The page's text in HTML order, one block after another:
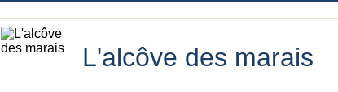
L'alcôve des marais